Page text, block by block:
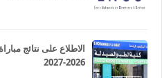
الاطلاع على نتائج
2026-2027